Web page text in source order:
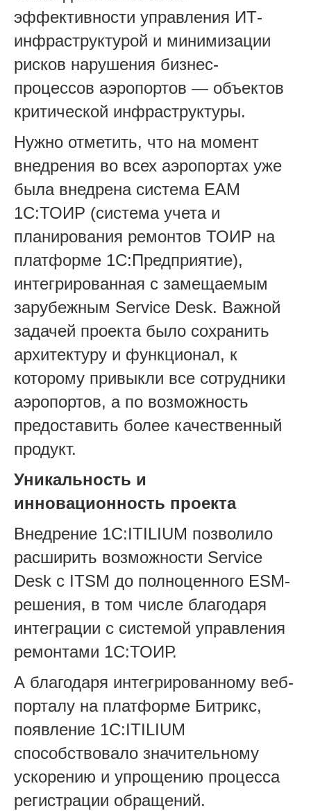
эффективности управления ИТ-
инфраструктурой и минимизации
рисков нарушения бизнес-
процессов аэропортов — объектов
критической инфраструктуры.
Нужно отметить, что на момент
внедрения во всех аэропортах уже
была внедрена система EAM
1С:ТОИР (система учета и
планирования ремонтов ТОИР на
платформе 1С:Предприятие),
интегрированная с замещаемым
зарубежным Service Desk. Важной
задачей проекта было сохранить
архитектуру и функционал, к
которому привыкли все сотрудники
аэропортов, а по возможность
предоставить более качественный
продукт.
Уникальность и
инновационность проекта
Внедрение 1С:ITILIUM позволило
расширить возможности Service
Desk с ITSM до полноценного ESM-
решения, в том числе благодаря
интеграции с системой управления
ремонтами 1С:ТОИР.
А благодаря интегрированному веб-
порталу на платформе Битрикс,
появление 1С:ITILIUM
способствовало значительному
ускорению и упрощению процесса
регистрации обращений.